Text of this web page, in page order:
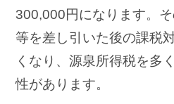
300,000円になります。
等を差し引いた後の課税
くなり、源泉所得税を多
性があります。